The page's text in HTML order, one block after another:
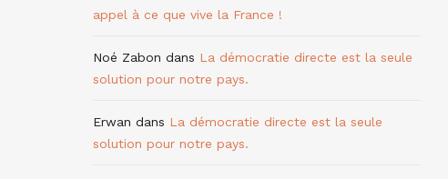
appel à ce que vive la France !
Noé Zabon dans La démocratie directe est la seule
solution pour notre pays.
Erwan dans La démocratie directe est la seule
solution pour notre pays.